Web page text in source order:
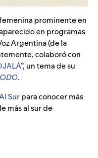
prominente en
en programas
Argentina (de la
colaboró con
”, un tema de su
.
Surpara conocer más
más al sur de